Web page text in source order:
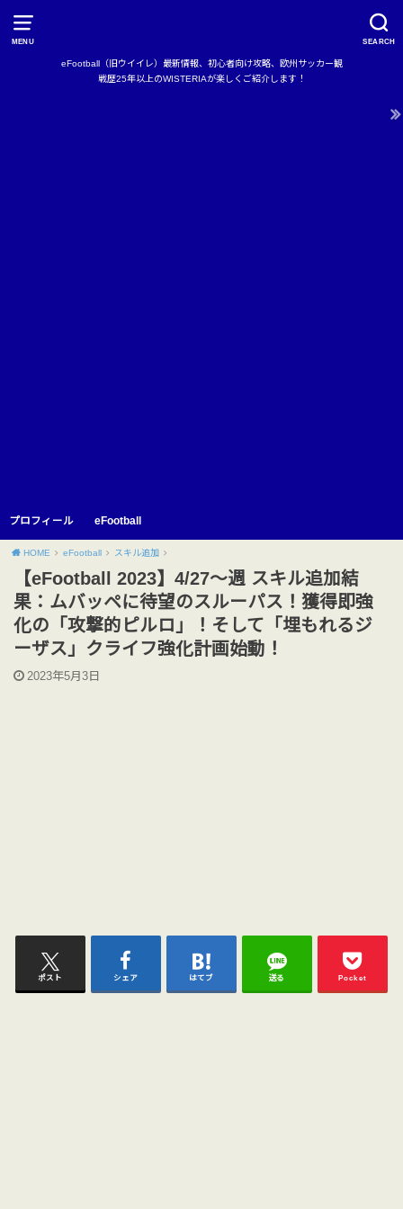
MENU SEARCH
eFootball（旧ウイイレ）最新情報、初心者向け攻略、欧州サッカー観
戦歴25年以上のWISTERIAが楽しくご紹介します！
プロフィール eFootball
HOME eFootball スキル追加
【eFootball 2023】4/27〜週 スキル追加結
果：ムバッペに待望のスルーパス！獲得即強
化の「攻撃的ピルロ」！そして「埋もれるジ
ーザス」クライフ強化計画始動！
2023年5月3日
ポスト シェア はてブ 送る Pocket